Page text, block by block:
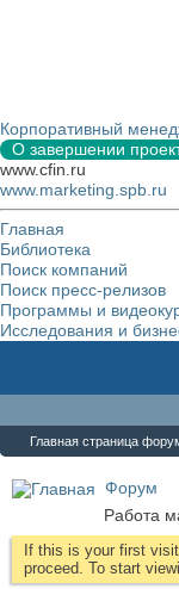
Корпоративный
О завершении
www.cfin.ru
www.marketing.spb.ru
Главная
Библиотека
Поиск компаний
Поиск пресс-релизов
Программы и
Исследования и
Главная страница
Форум
Работа
If this is your first
proceed. To start